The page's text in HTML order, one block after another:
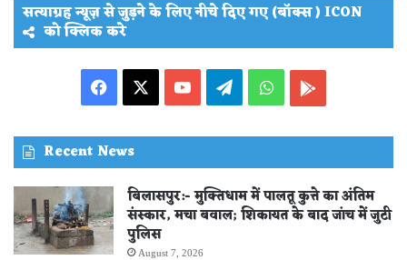
सत्याग्रह न्यूज़ से जुड़ने के लिए नीचे दिए गए (बॉक्स ) ICON
को क्लिक करे
Facebook YouTubeTelegramWhatsApp
Recent News
बिलासपुर:- मुक्तिधाम में पालतू कुत्ते का अंतिम
संस्कार, मचा बवाल; शिकायत के बाद जांच में जुटी
पुलिस
August 7, 2026